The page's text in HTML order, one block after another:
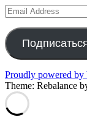
Email
Address
Proudly powered by
Theme: Rebalance